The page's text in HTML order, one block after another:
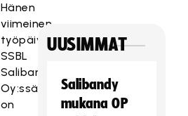
Hänen
viimeinen
työpäivänsä
SSBL
Salibandy
Oy:ssä
on
UUSIMMAT
Salibandy
mukana OP